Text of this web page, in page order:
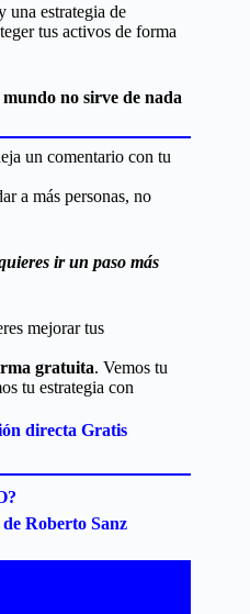
una estrategia de
tus activos de forma
no sirve de nada
un comentario con tu
a más personas, no
ir un paso más
mejorar tus
gratuita. Vemos tu
tu estrategia con
directa Gratis
Roberto Sanz